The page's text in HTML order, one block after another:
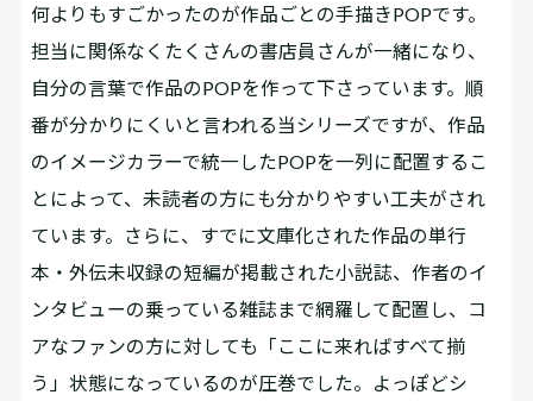
何よりもすごかったのが作品ごとの手描きPOPです。
担当に関係なくたくさんの書店員さんが一緒になり、
自分の言葉で作品のPOPを作って下さっています。順
番が分かりにくいと言われる当シリーズですが、作品
のイメージカラーで統一したPOPを一列に配置するこ
とによって、未読者の方にも分かりやすい工夫がされ
ています。さらに、すでに文庫化された作品の単行
本・外伝未収録の短編が掲載された小説誌、作者のイ
ンタビューの乗っている雑誌まで網羅して配置し、コ
アなファンの方に対しても「ここに来ればすべて揃
う」状態になっているのが圧巻でした。よっぽどシ